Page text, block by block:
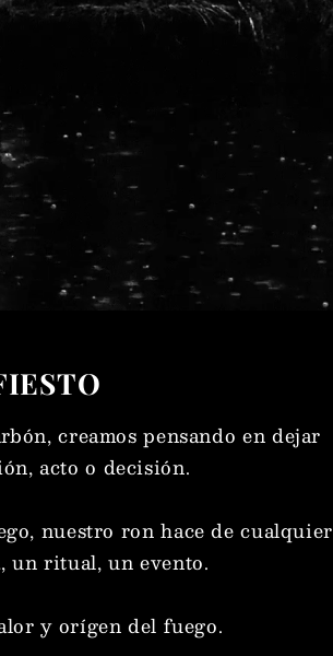
creamos pensando en dejar
acto o decisión.
nuestro ron hace de cualquier
un ritual, un evento.
y orígen del fuego.